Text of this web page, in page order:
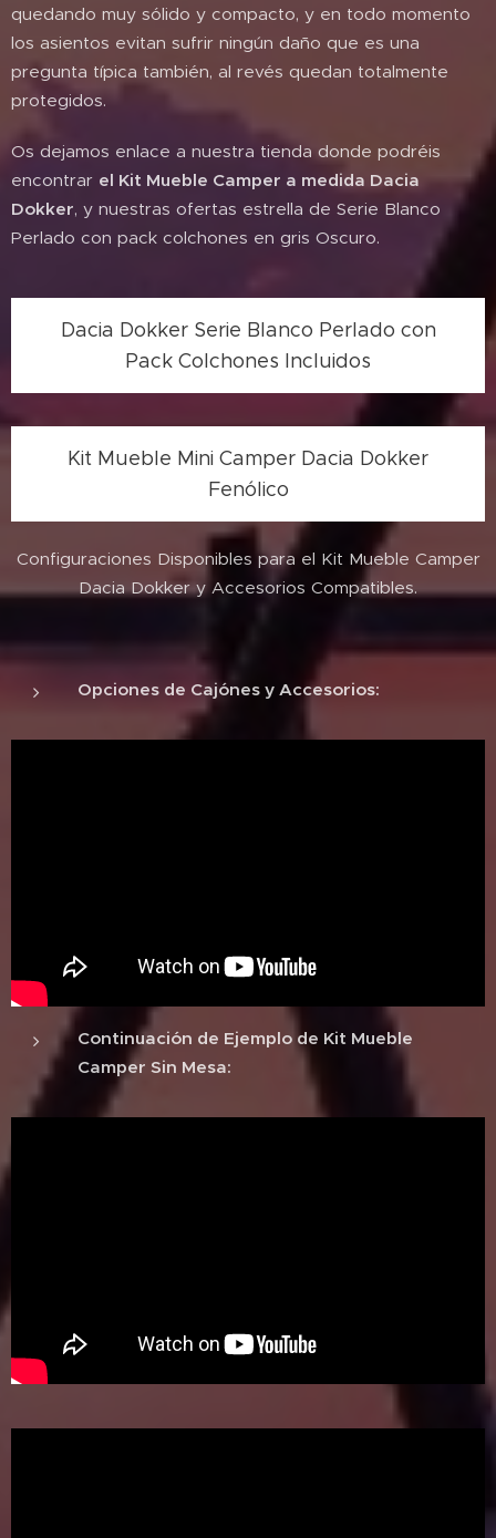
quedando muy sólido y compacto, y en todo momento
los asientos evitan sufrir ningún daño que es una
pregunta típica también, al revés quedan totalmente
protegidos.
Os dejamos enlace a nuestra tienda donde podréis
encontrar el Kit Mueble Camper a medida Dacia
Dokker, y nuestras ofertas estrella de Serie Blanco
Perlado con pack colchones en gris Oscuro.
Dacia Dokker Serie Blanco Perlado con
Pack Colchones Incluidos
Kit Mueble Mini Camper Dacia Dokker
Fenólico
Configuraciones Disponibles para el Kit Mueble Camper
Dacia Dokker y Accesorios Compatibles.
Opciones de Cajónes y Accesorios:
Continuación de Ejemplo de Kit Mueble
Camper Sin Mesa: